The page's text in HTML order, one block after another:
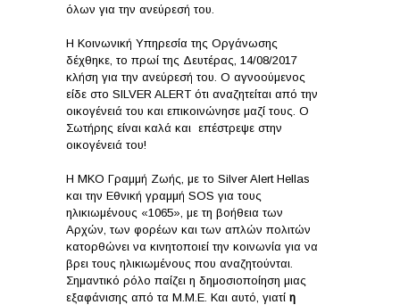
όλων για την ανεύρεσή του.
Η Κοινωνική Υπηρεσία της Οργάνωσης
δέχθηκε, το πρωί της Δευτέρας, 14/08/2017
κλήση για την ανεύρεσή του. Ο αγνοούμενος
είδε στο SILVER ALERT ότι αναζητείται από την
οικογένειά του και επικοινώνησε μαζί τους. Ο
Σωτήρης είναι καλά και επέστρεψε στην
οικογένειά του!
Η ΜΚΟ Γραμμή Ζωής, με το Silver Alert Hellas
και την Εθνική γραμμή SOS για τους
ηλικιωμένους «1065», με τη βοήθεια των
Αρχών, των φορέων και των απλών πολιτών
κατορθώνει να κινητοποιεί την κοινωνία για να
βρει τους ηλικιωμένους που αναζητούνται.
Σημαντικό ρόλο παίζει η δημοσιοποίηση μιας
εξαφάνισης από τα Μ.Μ.Ε. Και αυτό, γιατί η